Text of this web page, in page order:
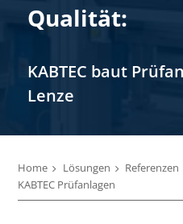
Qualität:
KABTEC baut
Lenze
Home Lösungen Referenzen
KABTEC Prüfanlagen